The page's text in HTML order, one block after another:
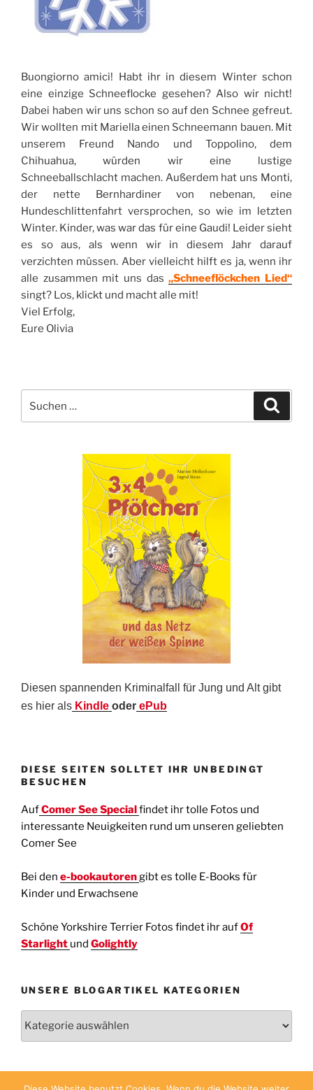
Buongiorno amici! Habt ihr in diesem Winter schon
eine einzige Schneeflocke gesehen? Also wir nicht!
Dabei haben wir uns schon so auf den Schnee gefreut.
Wir wollten mit Mariella einen Schneemann bauen. Mit
unserem Freund Nando und Toppolino, dem
Chihuahua, würden wir eine lustige
Schneeballschlacht machen. Außerdem hat uns Monti,
der nette Bernhardiner von nebenan, eine
Hundeschlittenfahrt versprochen, so wie im letzten
Winter. Kinder, was war das für eine Gaudi! Leider sieht
es so aus, als wenn wir in diesem Jahr darauf
verzichten müssen. Aber vielleicht hilft es ja, wenn ihr
alle zusammen mit uns das„Schneeflöckchen Lied“
singt? Los, klickt und macht alle mit!
Viel Erfolg,
Eure Olivia
nach:
Diesen spannenden Kriminalfall für Jung und Alt gibt
es hier als Kindle oder ePub
DIESE SEITEN SOLLTET IHR UNBEDINGT
BESUCHEN
AufComer See Special findet ihr tolle Fotos und
interessante Neuigkeiten rund um unseren geliebten
Comer See
Bei den e-bookautorengibt es tolle E-Books für
Kinder und Erwachsene
Schöne Yorkshire Terrier Fotos findet ihr aufOf
Starlight und Golightly
UNSERE BLOGARTIKEL KATEGORIEN
Blogartikel